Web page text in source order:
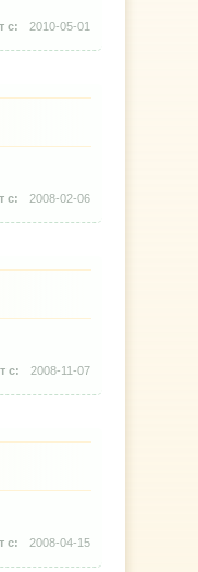
2010-05-01
2008-02-06
2008-11-07
2008-04-15